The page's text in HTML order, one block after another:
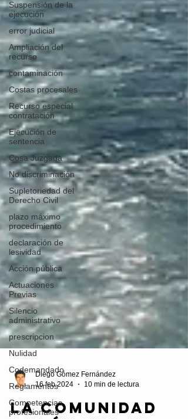
Suspensión de la
ejecución
error judicial
Ampliación del
recurso
contaminación
Costas procesales
Recurso especial
contratación
Ejecución de
sentencia
Cosa Juzgada
No discriminación
Supletoriedad del
Derecho Civil
plazo máximo
procedimiento
declaración de
lesividad
Acción pública
Actuaciones
Previas
Silencio
administrativo
prescripcion
Nulidad
Codemandado
Reglamentos
Competencias
profesionales
16 feb 2024
10 min de lectura